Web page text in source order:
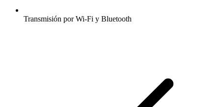
Transmisión por Wi-Fi y Bluetooth